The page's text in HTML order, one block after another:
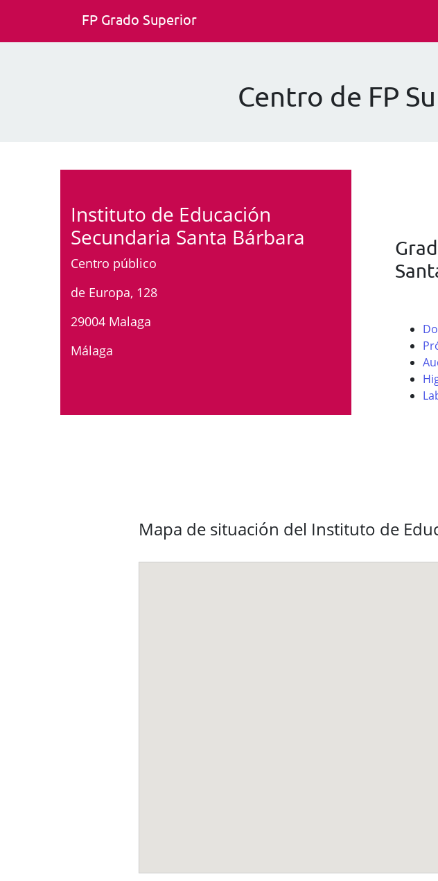
FP Grado Superior
Centro de FP
Instituto de Educación
Secundaria Santa Bárbara
Centro público
de Europa, 128
29004 Malaga
Málaga
Mapa de situación del Instituto de